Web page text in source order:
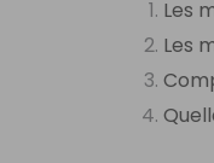
Les
Les